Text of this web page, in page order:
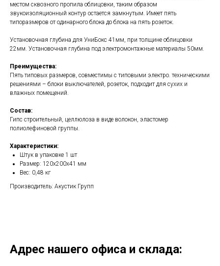
местом сквозного пропила облицовки, таким образом
звукоизоляционный контур остается замкнутым. Имеет пять
типоразмеров от одинарного блока до блока на пять розеток.
Установочная глубина для УниБокс 41мм, при толщине облицовки
22мм. Установочная глубина под электромонтажные материалы 50мм.
Преимущества:
Пять типовых размеров, совместимы с типовыми электро. техническими
решениями – блоки выключателей, розеток, подходит для сухих и
влажных помещений.
Состав:
Гипс строительный, целлюлоза в виде волокон, эластомер
полиолефиновой группы.
Характеристики:
Штук в упаковке 1 шт
Размер: 120х200х41 мм
Вес: 0,48 кг
Производитель: Акустик Групп
Адрес нашего офиса и склада: